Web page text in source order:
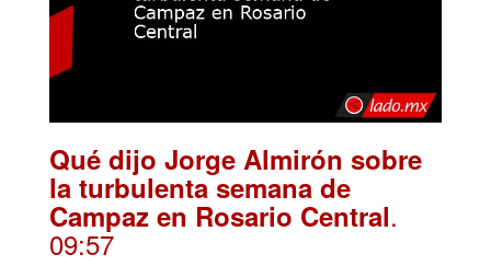
Qué dijo Jorge Almirón sobre
la turbulenta semana de
Campaz en Rosario Central.
09:57